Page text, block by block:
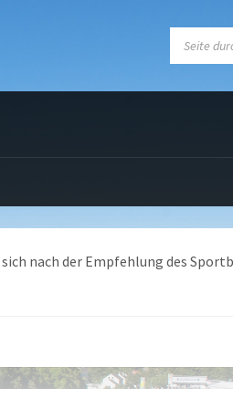
nach der Empfehlung des